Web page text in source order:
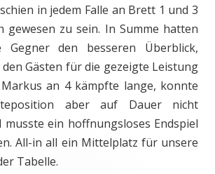
in jedem Falle an Brett 1 und 3
gewesen zu sein. In Summe hatten
den besseren Überblick,
Gästen für die gezeigte Leistung
an 4 kämpfte lange, konnte
aber auf Dauer nicht
ein hoffnungsloses Endspiel
All-in all ein Mittelplatz für unsere
Tabelle.